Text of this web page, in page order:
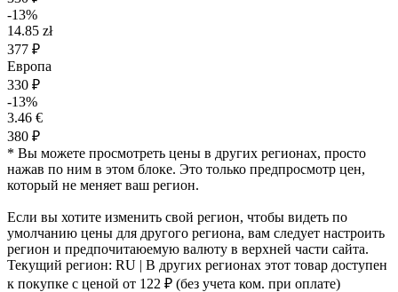
-13%
14.85 zł
377 ₽
Европа
330 ₽
-13%
3.46 €
380 ₽
* Вы можете просмотреть цены в других регионах, просто
нажав по ним в этом блоке. Это только предпросмотр цен,
который не меняет ваш регион.
Если вы хотите изменить свой регион, чтобы видеть по
умолчанию цены для другого региона, вам следует настроить
регион и предпочитаюемую валюту в верхней части сайта.
Текущий регион: RU | В других регионах этот товар доступен
к покупке с ценой от 122 ₽ (без учета ком. при оплате)